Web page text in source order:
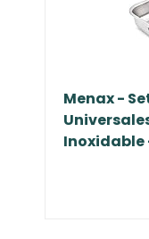
Menax -
Inoxidable